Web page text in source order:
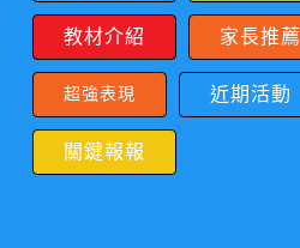
教材介紹 家長推薦
超強表現 近期活動
關鍵報報